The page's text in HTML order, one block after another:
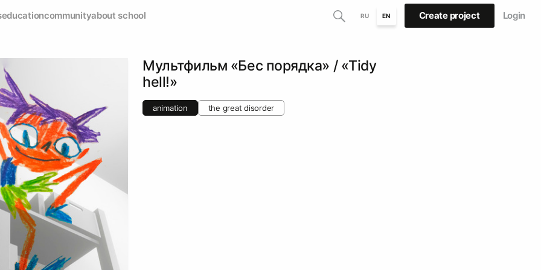
educationcommunityabout school RU EN Create project Login
Мультфильм «Бес порядка» / «Tidy
hell!»
animation the great disorder